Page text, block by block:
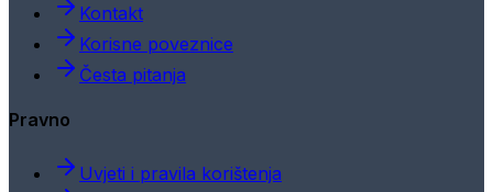
Kontakt
Korisne poveznice
Česta pitanja
Pravno
Uvjeti i pravila korištenja